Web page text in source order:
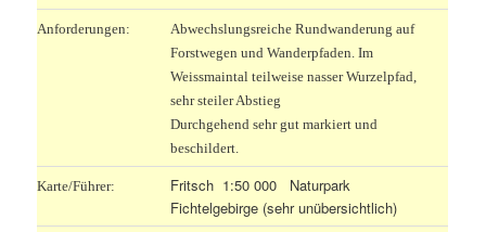
Anforderungen:
Abwechslungsreiche Rundwanderung auf
Forstwegen und Wanderpfaden. Im
Weissmaintal teilweise nasser Wurzelpfad,
sehr steiler Abstieg
Durchgehend sehr gut markiert und
beschildert.
Karte/Führer:
Fritsch 1:50 000 Naturpark
Fichtelgebirge (sehr unübersichtlich)